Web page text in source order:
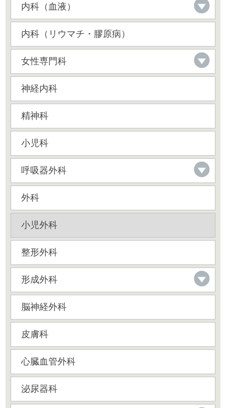
内科（血液）
内科（リウマチ・膠原病）
女性専門科
神経内科
精神科
小児科
呼吸器外科
外科
小児外科
整形外科
形成外科
脳神経外科
皮膚科
心臓血管外科
泌尿器科